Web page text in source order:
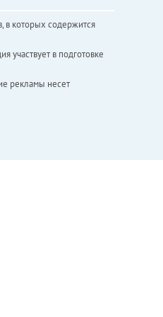
в которых содержится
участвует в подготовке
рекламы несет